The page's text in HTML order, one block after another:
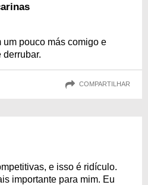
pouco más comigo e
derrubar.
COMPARTILHAR
e isso é ridículo.
importante para mim. Eu